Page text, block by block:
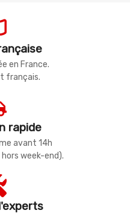
en France.
français.
rapide
avant 14h
week-end).